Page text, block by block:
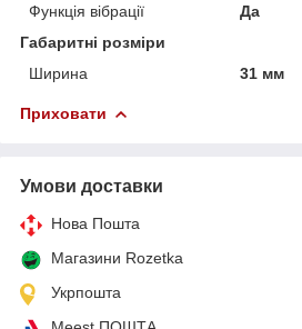
Функція вібрації
Да
Габаритні розміри
Ширина
31 мм
Приховати
Умови доставки
Нова Пошта
Магазини Rozetka
Укрпошта